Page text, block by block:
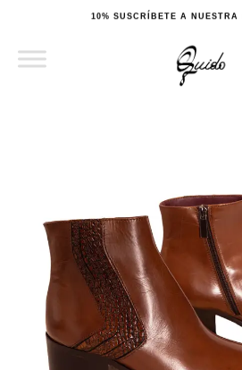
contenido
10% SUSCRÍBETE A NUESTRA